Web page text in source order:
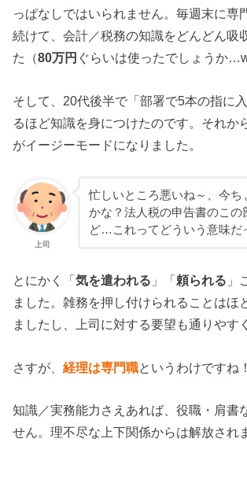
っぱなしではいられません。毎週末に専
続けて、会計／税務の知識をどんどん吸
た（80万円 ぐらいは使ったでしょうか…w
そして、20代後半で「部署で5本の指に
るほど知識を身につけたのです。それか
がイージーモードになりました。
上司
忙しいところ悪いね～、今ち
かな？法人税の申告書のこの
ど…これってどういう意味だ
とにかく「気を遣われる 」「頼られる 」
ました。雑務を押し付けられることはほ
ましたし、上司に対する要望も通りやす
さすが、経理は専門職というわけですね！
知識／実務能力さえあれば、役職・肩書
せん。理不尽な上下関係からは解放され